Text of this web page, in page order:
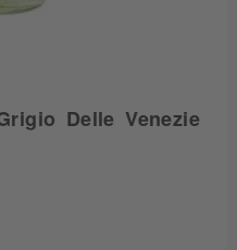
Delle Venezie